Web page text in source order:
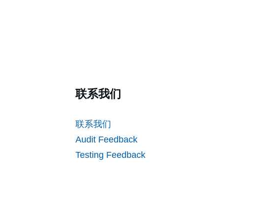
联系我们
联系我们
Audit Feedback
Testing Feedback